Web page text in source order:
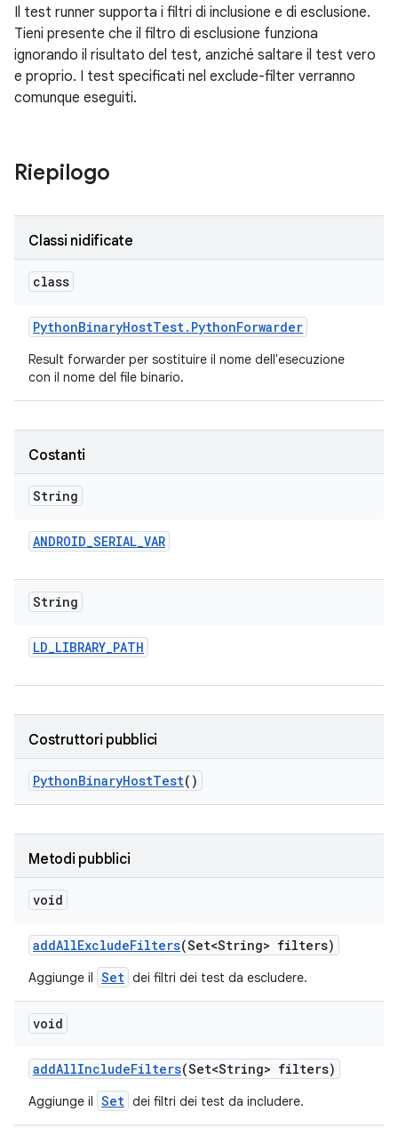
Il test runner supporta i filtri di inclusione e di esclusione.
Tieni presente che il filtro di esclusione funziona
ignorando il risultato del test, anziché saltare il test vero
e proprio. I test specificati nel exclude-filter verranno
comunque eseguiti.
Riepilogo
Classi nidificate
class
PythonBinaryHostTest. PythonForwarder
Result forwarder per sostituire il nome dell'esecuzione
con il nome del file binario.
Costanti
String
ANDROID_SERIAL_VAR
String
LD_LIBRARY_PATH
Costruttori pubblici
PythonBinaryHostTest()
Metodi pubblici
void
addAllExcludeFilters(Set<String> filters)
Aggiunge il Set dei filtri dei test da escludere.
void
addAllIncludeFilters(Set<String> filters)
Aggiunge il Set dei filtri dei test da includere.